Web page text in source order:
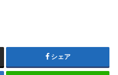
シェア